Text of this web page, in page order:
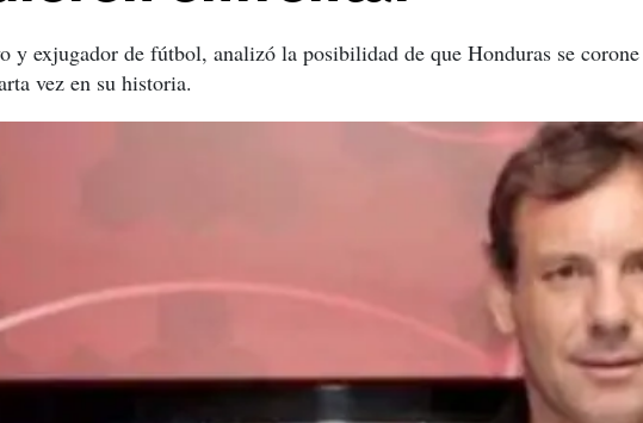
y exjugador de fútbol, analizó la posibilidad de que Honduras se
vez en su historia.